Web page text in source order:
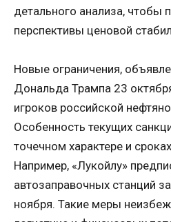
детального анализа, чтобы
перспективы ценовой
Новые ограничения,
Дональда Трампа 23
игроков российской
Особенность текущих
точечном характере и
Например, «Лукойлу»
автозаправочных станций
ноября. Такие меры